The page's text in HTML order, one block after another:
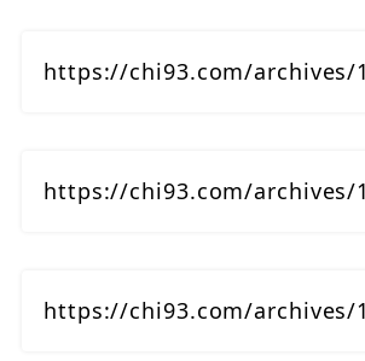
https://chi93.com/archives/
https://chi93.com/archives/
https://chi93.com/archives/